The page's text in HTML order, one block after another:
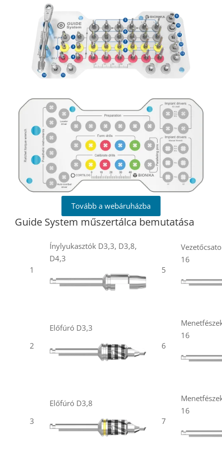
Tovább a webáruházba
Guide System műszertálca bemutatása
1
Ínylyukasztók D3,3, D3,8,
D4,3
5
16
2
Előfúró D3,3
6
16
3
Előfúró D3,8
7
16